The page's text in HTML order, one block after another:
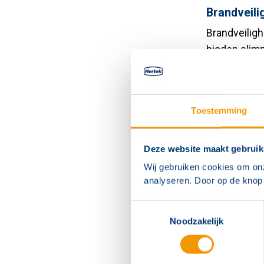
Toestemming
Deze website maakt
Wij gebruiken cookies om
analyseren. Door op de
Noodzakelijk
bieden
Onze
sectoren,
maken van
efficiënte
worden en
bij aan een
Hertek
en
nu gaat om
onze